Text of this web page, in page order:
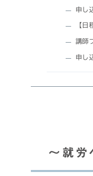
申し
【日
講師
申し
～就労